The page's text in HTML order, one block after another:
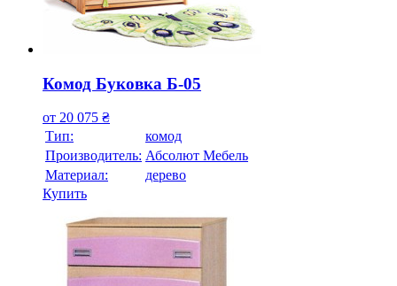
Комод Буковка Б-05
от 20 075 ₴
Тип:
комод
Производитель: Абсолют Мебель
Материал:
дерево
Купить